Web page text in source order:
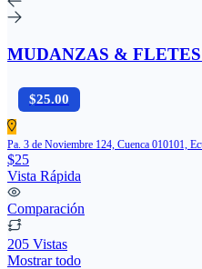
MUDANZAS &
$25.00
Pa. 3 de Noviembre 124, Cuenca 010101,
$25
Vista Rápida
Comparación
205 Vistas
Mostrar todo